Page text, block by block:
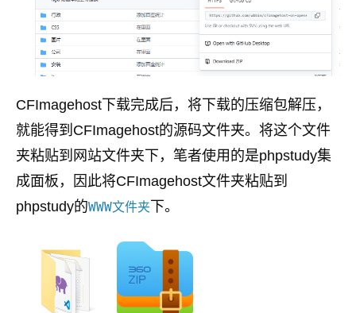
CFImagehost下载完成后，将下载的压缩包解压，
就能得到CFImagehost的源码文件夹。将这个文件
夹粘贴到网站文件夹下，笔者使用的是phpstudy集
成面板，因此将CFImagehost文件夹粘贴到
phpstudy的WWW文件夹 下。